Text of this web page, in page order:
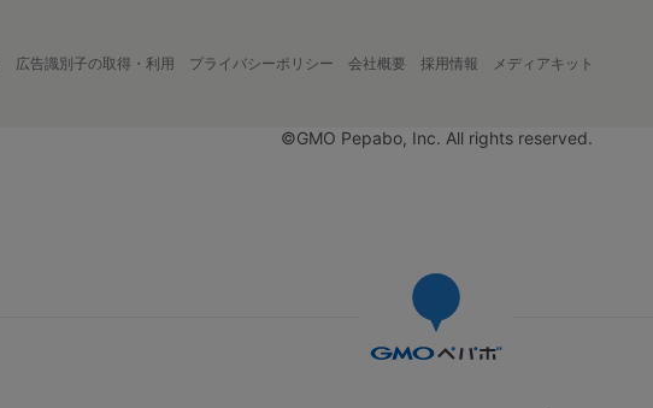
広告識別子の取得・利用 プライバシーポリシー 会社概要 採用情報 メディアキット
©GMO Pepabo, Inc. All rights reserved.